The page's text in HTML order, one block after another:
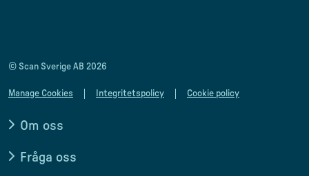
© Scan Sverige AB 2026
Manage Cookies Integritetspolicy Cookie policy
Om oss
Fråga oss